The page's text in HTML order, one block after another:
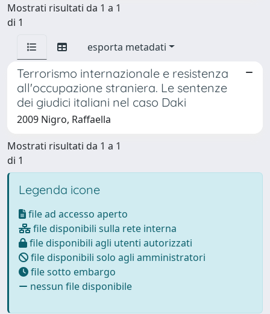
Mostrati risultati da 1 a 1
di 1
esporta metadati
Terrorismo internazionale e resistenza
all'occupazione straniera. Le sentenze
dei giudici italiani nel caso Daki
2009 Nigro, Raffaella
Mostrati risultati da 1 a 1
di 1
Legenda icone
file ad accesso aperto
file disponibili sulla rete interna
file disponibili agli utenti autorizzati
file disponibili solo agli amministratori
file sotto embargo
nessun file disponibile